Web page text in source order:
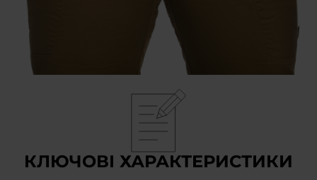
КЛЮЧОВІ ХАРАКТЕРИСТИКИ